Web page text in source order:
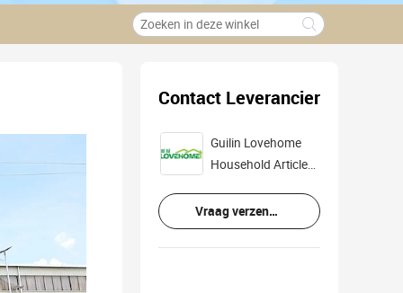
Contact Leverancier
Guilin Lovehome
Household Articles
Vraag verzenden